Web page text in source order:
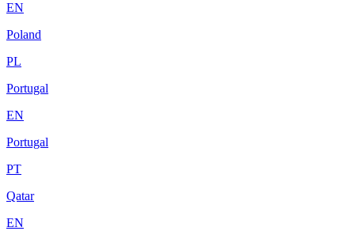
EN
Poland
PL
Portugal
EN
Portugal
PT
Qatar
EN